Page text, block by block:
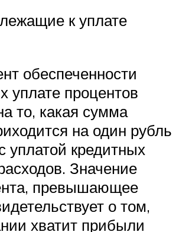
к уплате
обеспеченности
уплате процентов
то, какая сумма
на один рубль
уплатой кредитных
Значение
превышающее
о том,
хватит прибыли